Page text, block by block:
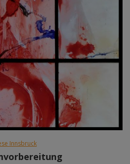
Innsbruck